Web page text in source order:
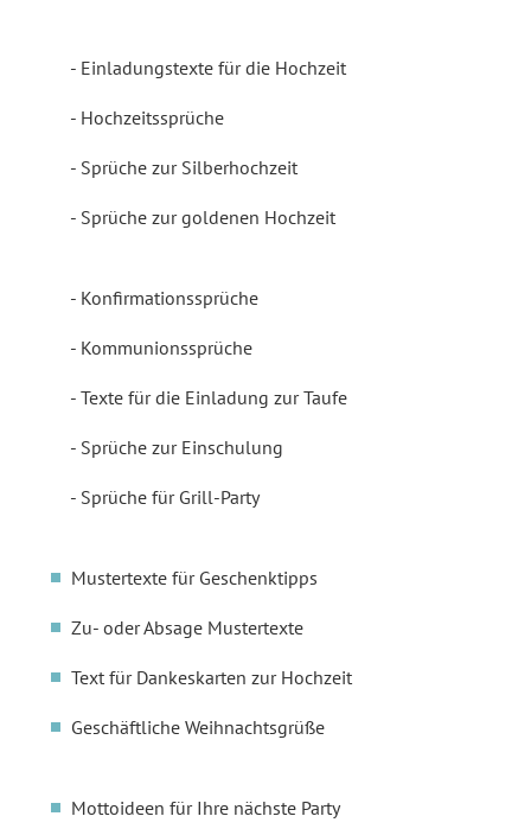
Einladungstexte für die Hochzeit
Hochzeitssprüche
Sprüche zur Silberhochzeit
Sprüche zur goldenen Hochzeit
Konfirmationssprüche
Kommunionssprüche
Texte für die Einladung zur Taufe
Sprüche zur Einschulung
Sprüche für Grill-Party
Mustertexte für Geschenktipps
Zu- oder Absage Mustertexte
Text für Dankeskarten zur Hochzeit
Geschäftliche Weihnachtsgrüße
Mottoideen für Ihre nächste Party